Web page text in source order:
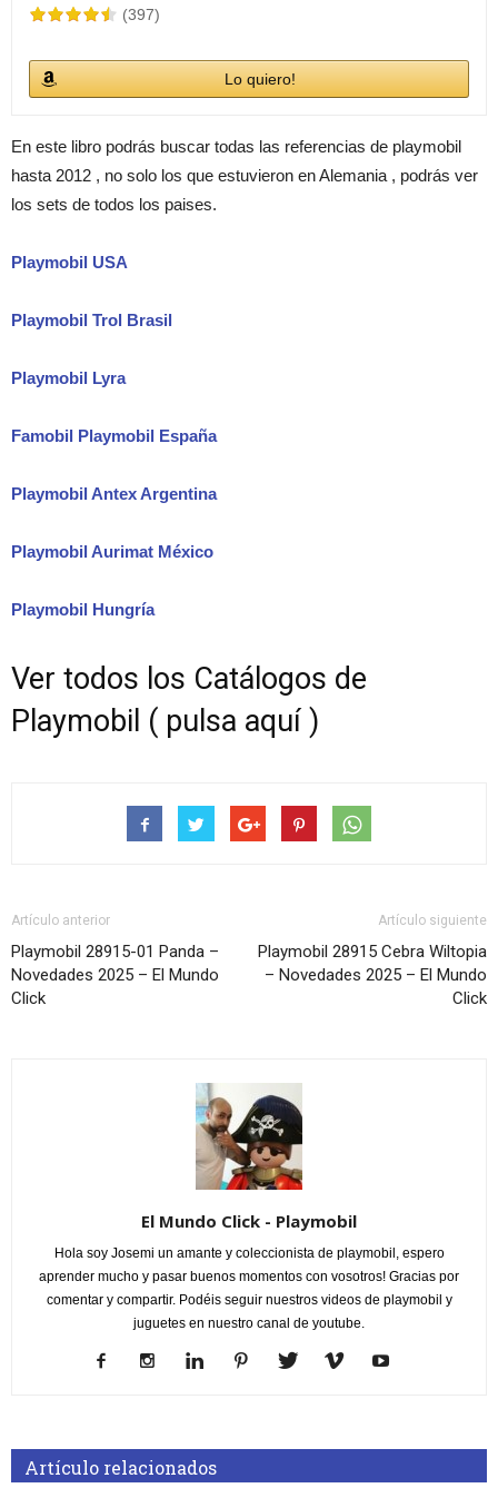
(397)
Lo quiero!
En este libro podrás buscar todas las referencias de playmobil
hasta 2012 , no solo los que estuvieron en Alemania , podrás ver
los sets de todos los paises.
Playmobil USA
Playmobil Trol Brasil
Playmobil Lyra
Famobil Playmobil España
Playmobil Antex Argentina
Playmobil Aurimat México
Playmobil Hungría
Ver todos los Catálogos de
Playmobil ( pulsa aquí )
Artículo anterior
Playmobil 28915-01 Panda –
Novedades 2025 – El Mundo
Click
Artículo siguiente
Playmobil 28915 Cebra Wiltopia
– Novedades 2025 – El Mundo
Click
El Mundo Click - Playmobil
Hola soy Josemi un amante y coleccionista de playmobil, espero
aprender mucho y pasar buenos momentos con vosotros! Gracias por
comentar y compartir. Podéis seguir nuestros videos de playmobil y
juguetes en nuestro canal de youtube.
Artículo relacionados